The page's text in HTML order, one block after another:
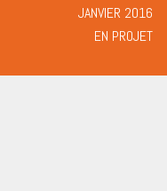
JANVIER 2016
EN PROJET